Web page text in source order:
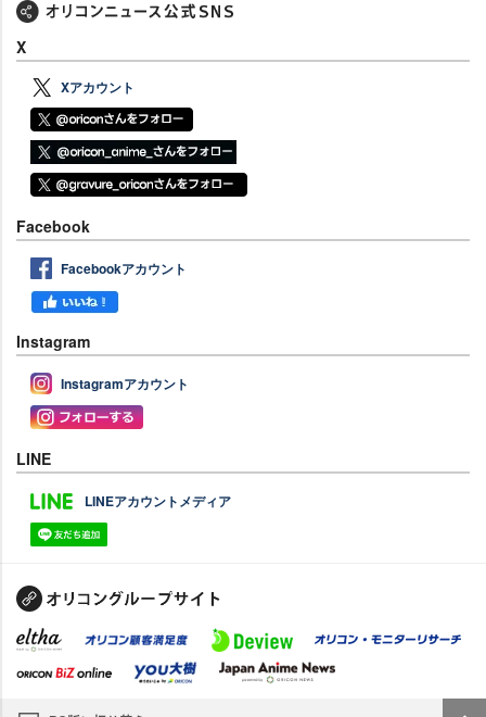
X
Xアカウント
Facebook
Facebookアカウント
Instagram
Instagramアカウント
LINE
LINEアカウントメディア